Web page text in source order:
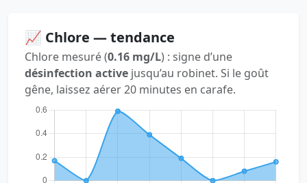
📈 Chlore — tendance
Chlore mesuré (0.16 mg/L) : signe d’une
désinfection active jusqu’au robinet. Si le goût
gêne, laissez aérer 20 minutes en carafe.